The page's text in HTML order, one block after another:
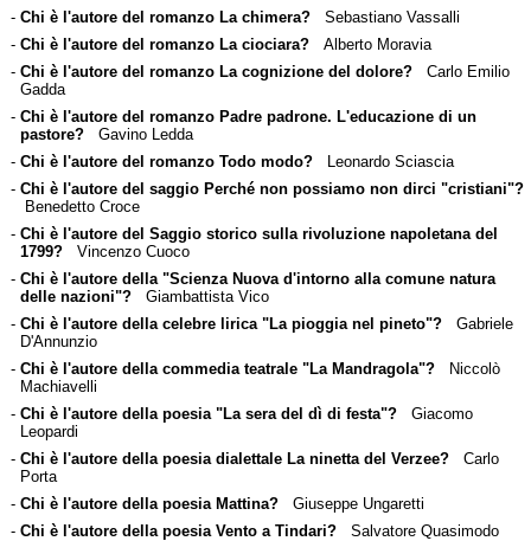
- Chi è l'autore del romanzo La chimera?Sebastiano Vassalli
- Chi è l'autore del romanzo La ciociara?Alberto Moravia
- Chi è l'autore del romanzo La cognizione del dolore?Carlo Emilio
Gadda
- Chi è l'autore del romanzo Padre padrone. L'educazione di un
pastore?Gavino Ledda
- Chi è l'autore del romanzo Todo modo?Leonardo Sciascia
- Chi è l'autore del saggio Perché non possiamo non dirci "cristiani"?
Benedetto Croce
- Chi è l'autore del Saggio storico sulla rivoluzione napoletana del
1799?Vincenzo Cuoco
- Chi è l'autore della "Scienza Nuova d'intorno alla comune natura
delle nazioni"?Giambattista Vico
- Chi è l'autore della celebre lirica "La pioggia nel pineto"?Gabriele
D'Annunzio
- Chi è l'autore della commedia teatrale "La Mandragola"?Niccolò
Machiavelli
- Chi è l'autore della poesia "La sera del dì di festa"?Giacomo
Leopardi
- Chi è l'autore della poesia dialettale La ninetta del Verzee?Carlo
Porta
- Chi è l'autore della poesia Mattina?Giuseppe Ungaretti
- Chi è l'autore della poesia Vento a Tindari?Salvatore Quasimodo